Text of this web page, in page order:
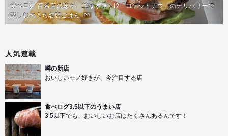
食べログ 百名店の味が、並ばず届く!?「ロケットナウ」のデリバリーで
楽しむおうち名店ごはん PR
人気連載
噂の新店
おいしいモノ好きが、今注目する店
食べログ3.5以下のうまい店
3.5以下でも、おいしいお店はたくさんあるんです！